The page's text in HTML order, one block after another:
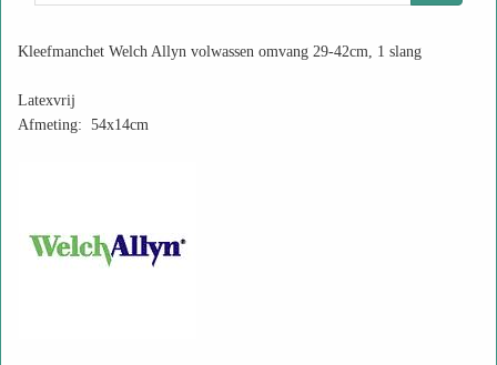
Kleefmanchet Welch Allyn volwassen omvang 29-42cm, 1 slang
Latexvrij
Afmeting: 54x14cm